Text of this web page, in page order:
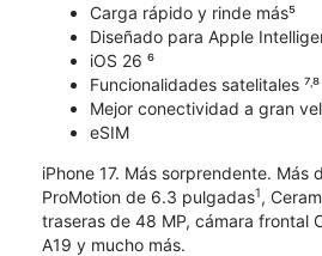
Carga rápido y rinde más⁵
Diseñado para Apple
iOS 26 ⁶
Funcionalidades satelitales ⁷˒⁸
Mejor conectividad a gran
eSIM
iPhone 17. Más sorprendente. Más
ProMotion de 6.3 pulgadas1,
traseras de 48 MP, cámara frontal
A19 y mucho más.